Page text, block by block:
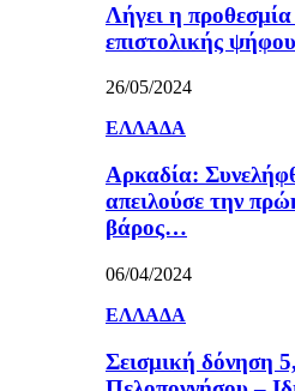
Λήγει η
επιστολικής
26/05/2024
ΕΛΛΑΔΑ
Αρκαδία:
απειλούσε την
βάρος…
06/04/2024
ΕΛΛΑΔΑ
Σεισμική δόνηση